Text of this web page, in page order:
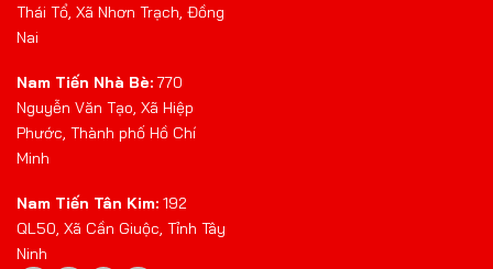
Thái Tổ, Xã Nhơn Trạch, Đồng
Nai
Nam Tiến Nhà Bè: 770
Nguyễn Văn Tạo, Xã Hiệp
Phước, Thành phố Hồ Chí
Minh
Nam Tiến Tân Kim: 192
QL50, Xã Cần Giuộc, Tỉnh Tây
Ninh